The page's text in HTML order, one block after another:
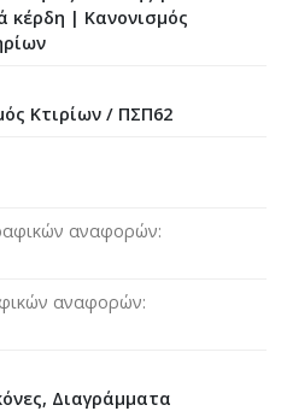
κέρδη | Κανονισμός
Κτιρίων / ΠΣΠ62
αναφορών
αναφορών
Διαγράμματα